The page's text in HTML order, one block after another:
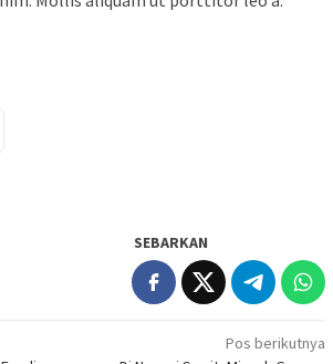
SEBARKAN
Pos berikutnya